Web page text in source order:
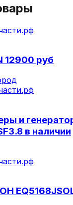
12900 руб
и
в наличии